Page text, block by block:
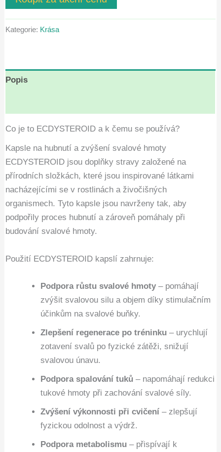
byla:
je:
Kategorie: Krása
Popis
Co je to ECDYSTEROID a k čemu se používá?
Kapsle na hubnutí a zvýšení svalové hmoty
ECDYSTEROID jsou doplňky stravy založené na
přírodních složkách, které jsou inspirované látkami
nacházejícími se v rostlinách a živočišných
organismech. Tyto kapsle jsou navrženy tak, aby
podpořily proces hubnutí a zároveň pomáhaly při
budování svalové hmoty.
Použití ECDYSTEROID kapslí zahrnuje:
Podpora růstu svalové hmoty – pomáhají
zvýšit svalovou silu a objem díky stimulačním
účinkům na svalové buňky.
Zlepšení regenerace po tréninku – urychlují
zotavení svalů po fyzické zátěži, snižují
svalovou únavu.
Podpora spalování tuků – napomáhají redukci
tukové hmoty při zachování svalové síly.
Zvýšení výkonnosti při cvičení – zlepšují
fyzickou odolnost a výdrž.
Podpora metabolismu – přispívají k